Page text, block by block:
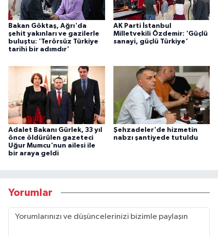
Bakan Göktaş, Ağrı'da
şehit yakınları ve gazilerle
buluştu: 'Terörsüz Türkiye
tarihi bir adımdır'
AK Parti İstanbul
Milletvekili Özdemir: 'Güçlü
sanayi, güçlü Türkiye'
Adalet Bakanı Gürlek, 33 yıl
önce öldürülen gazeteci
Uğur Mumcu'nun ailesi ile
bir araya geldi
Şehzadeler'de hizmetin
nabzı şantiyede tutuldu
Yorumlar